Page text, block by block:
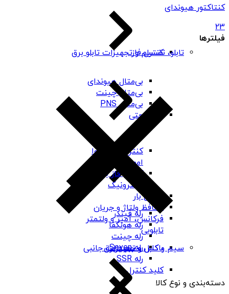
بی‌متال هیوندای
بی‌متال چینت
بی‌متال PNS
رله صنعتی
رله فیندر
رله هونگفا
رله چینت
رله Seven
رله SSR
کلید کنترل
کنترل فاز
کنترل فاز شیوا
امواج
کنترل فاز برنا
الکترونیک
کنترل بار
محافظ ولتاژ و جریان
فرکانس، آمپر و ولتمتر
تابلویی
تابلو، تقسیم و تجهیزات تابلو برق
باکس و جعبه برق
سیم و کابل و تجهیزات جانبی
کنتاکتور هیوندای
23
فیلترها
دسته‌بندی و نوع کالا